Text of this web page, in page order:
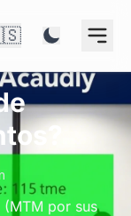
por sus